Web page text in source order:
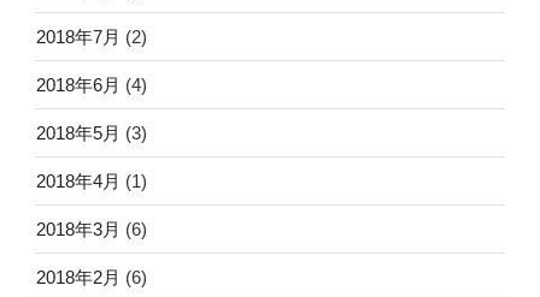
2018年7月 (2)
2018年6月 (4)
2018年5月 (3)
2018年4月 (1)
2018年3月 (6)
2018年2月 (6)